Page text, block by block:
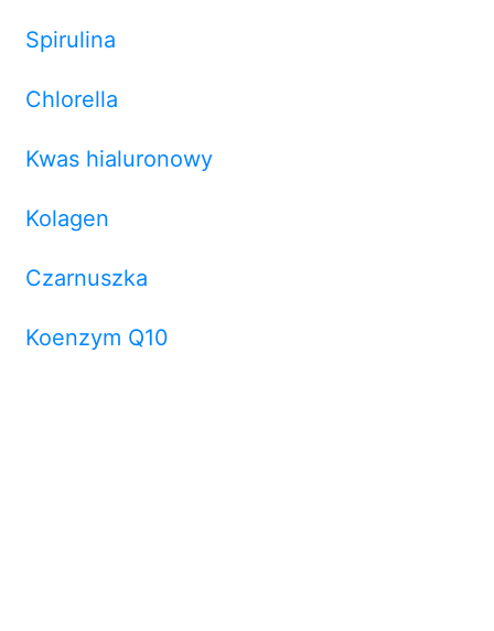
Spirulina
Chlorella
Kwas hialuronowy
Kolagen
Czarnuszka
Koenzym Q10